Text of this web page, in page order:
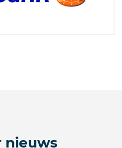
nieuws